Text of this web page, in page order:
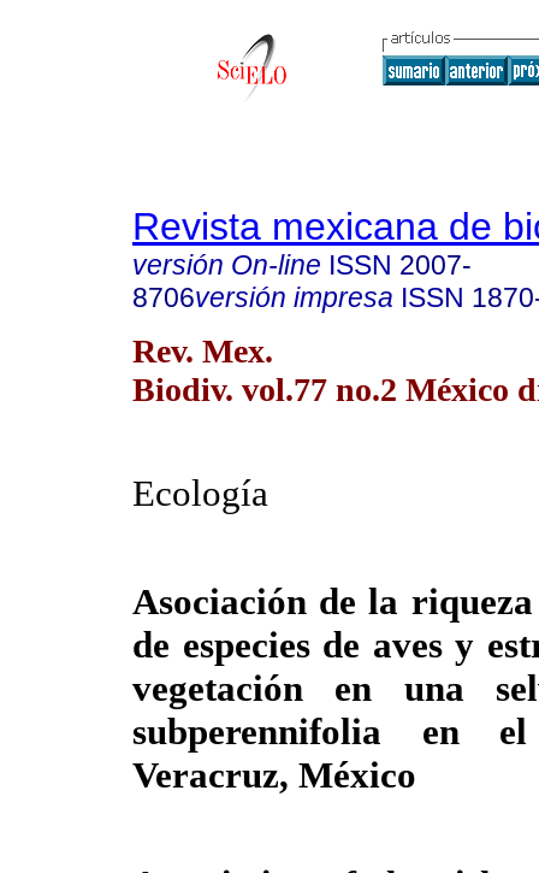
Revista mexicana de
versión On-line ISSN 2007-
8706versión impresa ISSN
Rev. Mex.
Biodiv. vol.77 no.2 México
Ecología
Asociación de la
de especies de aves y
vegetación en una
subperennifolia en
Veracruz, México